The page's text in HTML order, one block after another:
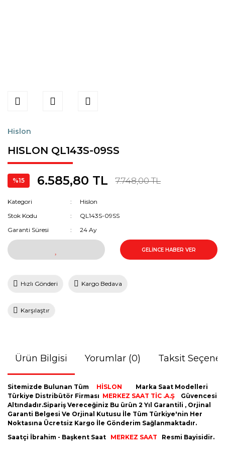
Hislon
HISLON QL143S-09SS
%15 6.585,80 TL 7.748,00 TL
Kategori
Hislon
Stok Kodu
QL143S-09SS
Garanti Süresi
24 Ay
GELİNCE HABER VER
Hızlı Gönderi Kargo Bedava
Karşılaştır
Ürün Bilgisi Yorumlar (0) Taksit
Sitemizde Bulunan Tüm HİSLON
Marka Saat Modelleri
Türkiye Distribütör Firması MERKEZ SAAT TİC .A.Ş
Güvencesi
Altındadır.Sipariş Vereceğiniz Bu ürün 2 Yıl Garantili , Orjinal
Garanti Belgesi Ve Orjinal Kutusu İle Tüm Türkiye'nin Her
Noktasına Ücretsiz Kargo İle Gönderim Sağlanmaktadır.
Saatçi İbrahim - Başkent Saat MERKEZ SAAT Resmi Bayisidir.